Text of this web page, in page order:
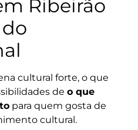
Ribeirão
cultural forte, o que
de o que
para quem gosta de
cultural.